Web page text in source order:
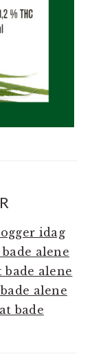
idag
alene
alene
alene
bade